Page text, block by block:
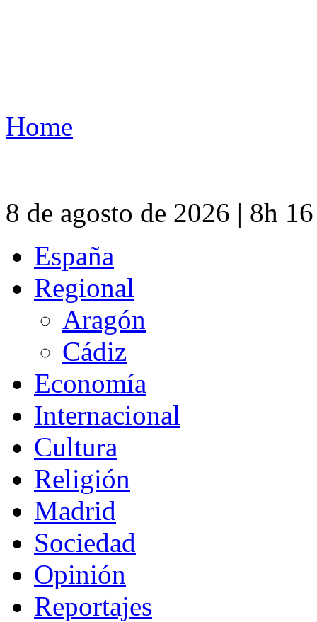
Home
8 de agosto de 2026 | 8h
España
Regional
Aragón
Cádiz
Economía
Internacional
Cultura
Religión
Madrid
Sociedad
Opinión
Reportajes